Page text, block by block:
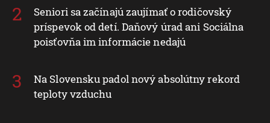
Seniori sa začínajú zaujímať o rodičovský
príspevok od detí. Daňový úrad ani Sociálna
poisťovňa im informácie nedajú
Na Slovensku padol nový absolútny rekord
teploty vzduchu